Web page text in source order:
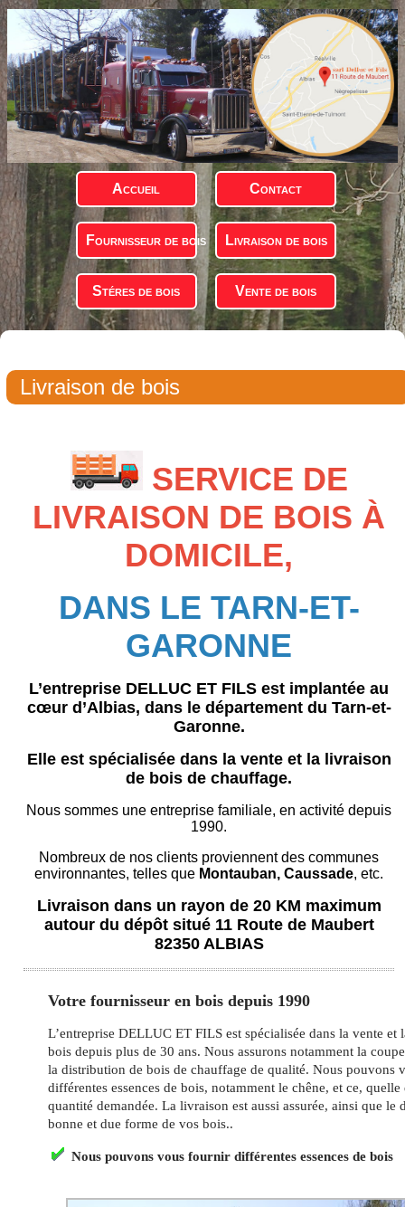
Accueil Contact
Fournisseur de bois Livraison de bois
Stéres de bois Vente de bois
Livraison de bois
SERVICE DE
LIVRAISON DE BOIS À
DOMICILE,
DANS LE TARN-ET-
GARONNE
L’entreprise DELLUC ET FILS est implantée au
cœur d’Albias, dans le département du Tarn-et-
Garonne.
Elle est spécialisée dans la vente et la livraison
de bois de chauffage.
Nous sommes une entreprise familiale, en activité depuis
1990.
Nombreux de nos clients proviennent des communes
environnantes, telles que Montauban, Caussade, etc.
Livraison dans un rayon de 20 KM maximum
autour du dépôt situé 11 Route de Maubert
82350 ALBIAS
Votre fournisseur en bois depuis 1990
L’entreprise DELLUC ET FILS est spécialisée dans la vente et
bois depuis plus de 30 ans. Nous assurons notamment la
la distribution de bois de chauffage de qualité. Nous pouvons
différentes essences de bois, notamment le chêne, et ce, quelle
quantité demandée. La livraison est aussi assurée, ainsi que le
bonne et due forme de vos bois..
Nous pouvons vous fournir différentes essences de bois